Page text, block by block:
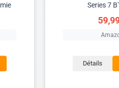
Series 7
Détails